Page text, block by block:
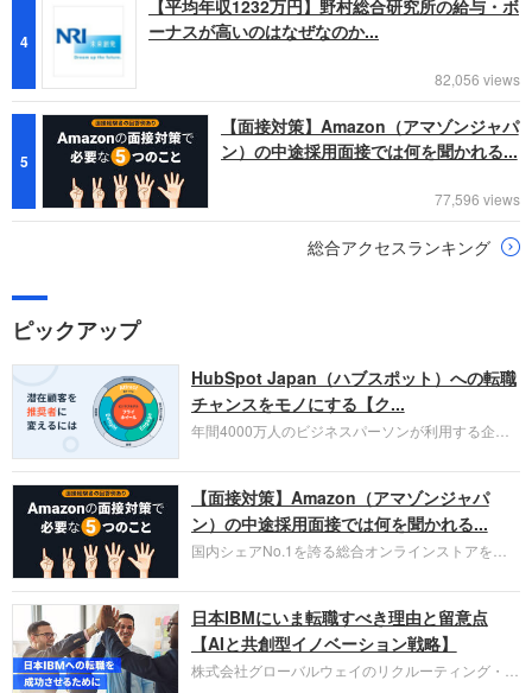
4
【平均年収1232万円】野村総合研究所の給与・ボ
ーナスが高いのはなぜなのか...
82,056 views
5
【面接対策】Amazon（アマゾンジャパ
ン）の中途採用面接では何を聞かれる...
77,596 views
総合アクセスランキング
ピックアップ
HubSpot Japan（ハブスポット）への転職
チャンスをモノにする【ク...
年間4000万人のビジネスパーソンが利用する企業
お勧めするイチオシ企業をご紹介します。今回はク
ラウド型CRMプラットフォームを提供する
HubSpot Japan（ハブスポット・ジャパン）株式会
社です。採用面接対策の企業研究にご活用くださ
い。
【面接対策】Amazon（アマゾンジャパ
ン）の中途採用面接では何を聞かれる...
国内シェアNo.1を誇る総合オンラインストアを運
圧倒的な存在感を持つAmazon。中途採用面接では
過去の具体的な業務成果やリーダーシップの発揮、
失敗からの学びが重視され、人間性やカルチャーフ
ィットも評価対象となり、長期的に成長できる仲間
であるかを多角的に審査されます。
日本IBMにいま転職すべき理由と留意点
【AIと共創型イノベーション戦略】
株式会社グローバルウェイのリクルーティング・パ